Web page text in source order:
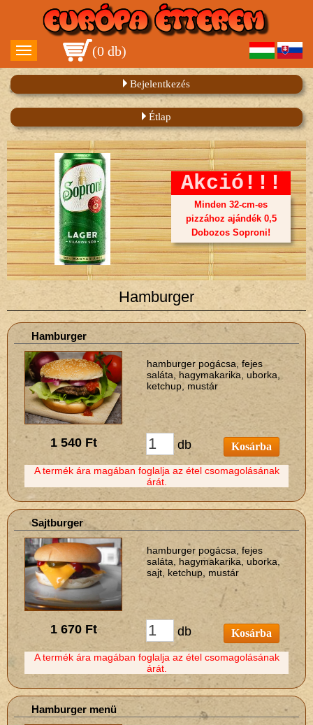
(0 db)
Bejelentkezés
Étlap
Akció!!!
Minden 32-cm-es
pizzához ajándék 0,5
Dobozos Soproni!
Hamburger
Hamburger
hamburger pogácsa, fejes
saláta, hagymakarika, uborka,
ketchup, mustár
1 540 Ft db Kosárba
A termék ára magában foglalja az étel csomagolásának
árát.
Sajtburger
hamburger pogácsa, fejes
saláta, hagymakarika, uborka,
sajt, ketchup, mustár
1 670 Ft db Kosárba
A termék ára magában foglalja az étel csomagolásának
árát.
Hamburger menü